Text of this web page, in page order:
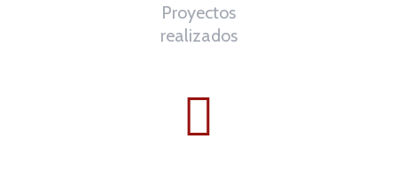
Proyectos
realizados